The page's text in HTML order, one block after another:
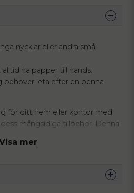
nycklar eller andra små
ha papper till hands.
behöver leta efter en penna
för ditt hem eller kontor med
mångsidiga tillbehör. Denna
nycklar till anteckningar kan
perfekt i alla hem och ger
mer